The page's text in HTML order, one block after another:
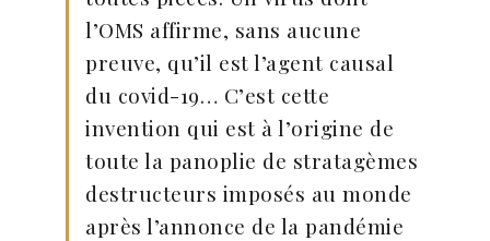
l’OMS affirme, sans aucune
preuve, qu’il est l’agent causal
du covid-19… C’est cette
invention qui est à l’origine de
toute la panoplie de stratagèmes
destructeurs imposés au monde
après l’annonce de la pandémie